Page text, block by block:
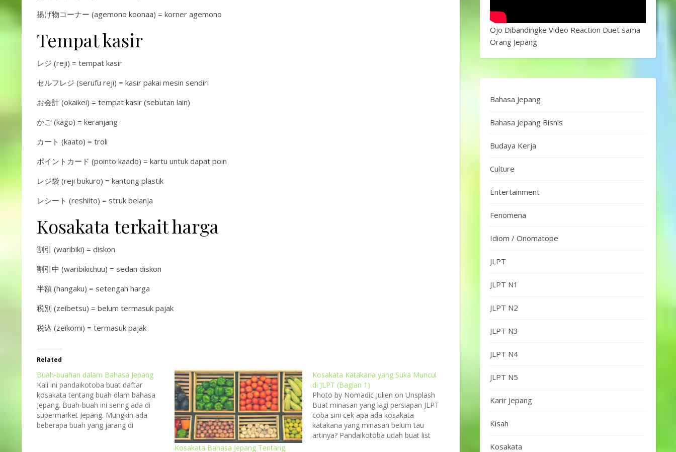
揚げ物コーナー (agemono koonaa) = korner agemono
Tempat kasir
レジ (reji) = tempat kasir
セルフレジ (serufu reji) = kasir pakai mesin sendiri
お会計 (okaikei) = tempat kasir (sebutan lain)
かご (kago) = keranjang
カート (kaato) = troli
ポイントカード (pointo kaado) = kartu untuk dapat poin
レジ袋 (reji bukuro) = kantong plastik
レシート (reshiito) = struk belanja
Kosakata terkait harga
割引 (waribiki) = diskon
割引中 (waribikichuu) = sedan diskon
半額 (hangaku) = setengah harga
税別 (zeibetsu) = belum termasuk pajak
税込 (zeikomi) = termasuk pajak
Related
Buah-buahan dalam Bahasa Jepang
Kali ini pandaikotoba buat daftar
kosakata tentang buah dlam bahasa
Jepang. Buah-buah ini sering ada di
supermarket Jepang. Mungkin ada
beberapa buah yang jarang di
Kosakata Bahasa Jepang Tentang
Kosakata Katakana yang Suka Muncul
di JLPT (Bagian 1)
Photo by Nomadic Julien on Unsplash
Buat minasan yang lagi persiapan JLPT
coba sini cek apa ada kosakata
katakana yang minasan belum tau
artinya? Pandaikotoba udah buat list
Ojo Dibandingke Video Reaction Duet sama
Orang Jepang
Bahasa Jepang
Bahasa Jepang Bisnis
Budaya Kerja
Culture
Entertainment
Fenomena
Idiom / Onomatope
JLPT
JLPT N1
JLPT N2
JLPT N3
JLPT N4
JLPT N5
Karir Jepang
Kisah
Kosakata